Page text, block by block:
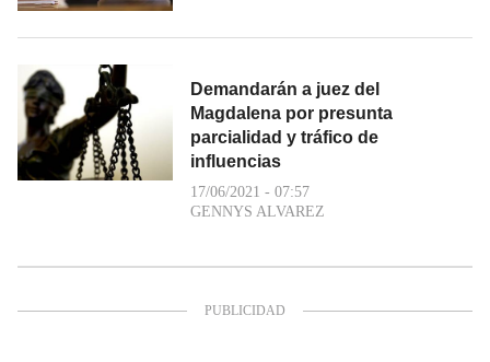
Demandarán a juez del
Magdalena por presunta
parcialidad y tráfico de
influencias
17/06/2021 - 07:57
GENNYS ALVAREZ